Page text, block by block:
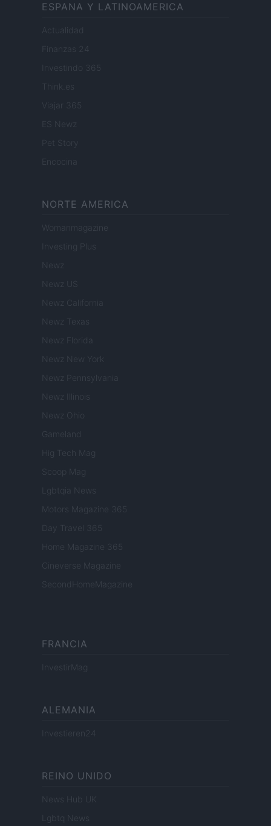
ESPANA Y LATINOAMERICA
Actualidad
Finanzas 24
Investindo 365
Think.es
Viajar 365
ES Newz
Encocina
NORTE AMERICA
Womanmagazine
Investing Plus
Newz
Newz US
Newz California
Newz Texas
Newz Florida
Newz New York
Newz Pennsylvania
Newz Illinois
Newz Ohio
Gameland
Hig Tech Mag
Scoop Mag
Lgbtqia News
Motors Magazine 365
Day Travel 365
Home Magazine 365
Cineverse Magazine
SecondHomeMagazine
FRANCIA
InvestirMag
ALEMANIA
Investieren24
REINO UNIDO
News Hub UK
Lgbtq News